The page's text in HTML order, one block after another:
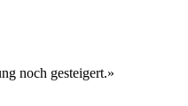
noch gesteigert.»